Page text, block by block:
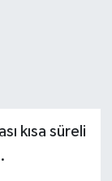
kısa süreli